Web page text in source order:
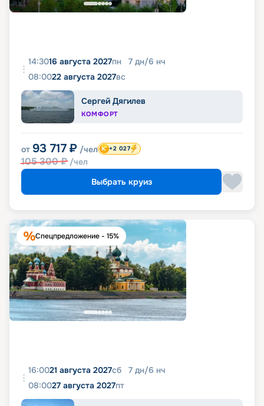
14:3016 августа 2027пн 7 дн/6 нч
08:0022 августа 2027вс
Сергей Дягилев
КОМФОРТ
от 93 717 ₽ /чел
105 300₽ /чел
+2 027
Выбрать круиз
Спецпредложение - 15%
16:0021 августа 2027сб 7 дн/6 нч
08:0027 августа 2027пт